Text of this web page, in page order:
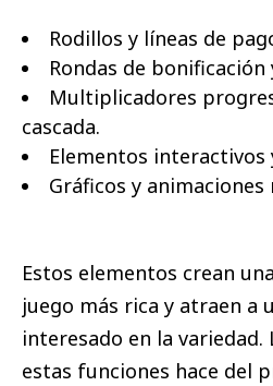
Rodillos y líneas de
Rondas de
Multiplicadores
cascada.
Elementos interactivos
Gráficos y animaciones
Estos elementos crean
juego más rica y atraen a
interesado en la
estas funciones hace del